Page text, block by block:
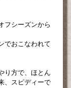
フシーズンから
でおこなわれて
り方で、ほとん
、スピディーで